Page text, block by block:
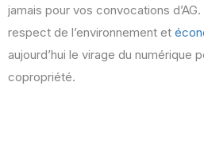
jamais pour vos convocations
respect de l’environnement et
aujourd’hui le virage du numérique
copropriété.